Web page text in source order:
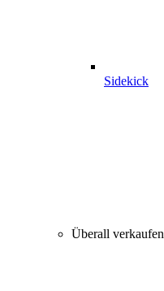
Sidekick
Überall verkaufen